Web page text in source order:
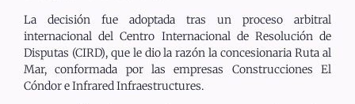
La decisión fue adoptada tras un proceso arbitral
internacional del Centro Internacional de Resolución de
Disputas (CIRD), que le dio la razón la concesionaria Ruta al
Mar, conformada por las empresas Construcciones El
Cóndor e Infrared Infraestructures.